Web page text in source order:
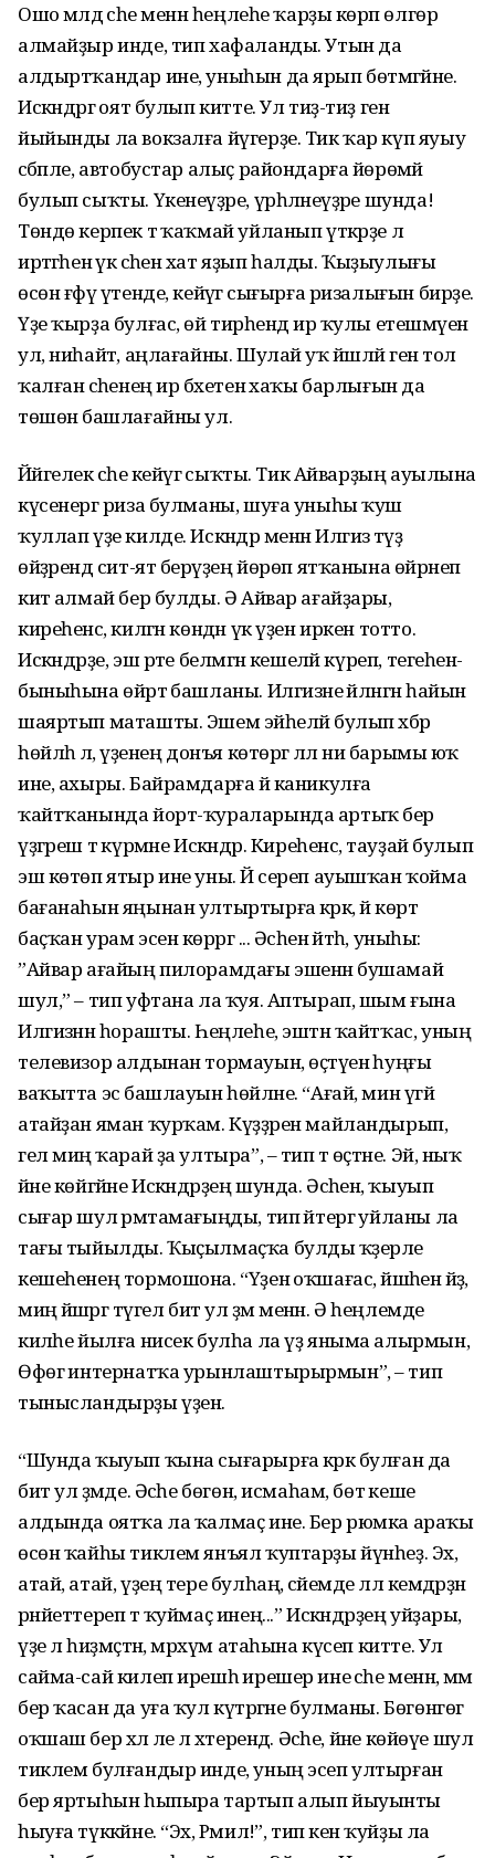
Ошо мәлдә әсәһе менән һеңлеһе ҡарҙы көрәп өлгөрә
алмайҙыр инде, тип хафаланды. Утын да
алдыртҡандар ине, уныһын да ярып бөтмәгәйне.
Искәндәргә оят булып китте. Ул тиҙ-тиҙ генә
йыйынды ла вокзалға йүгерҙе. Тик ҡар күп яуыу
сәбәпле, автобустар алыҫ райондарға йөрөмәй
булып сыҡты. Үкенеүҙәре, үрһәләнеүҙәре шунда!
Төндө керпек тә ҡаҡмай уйланып үткәрҙе лә
иртәгәһенә үк әсәһенә хат яҙып һалды. Ҡыҙыулығы
өсөн ғәфү үтенде, кейәүгә сығырға ризалығын бирҙе.
Үҙе ҡырҙа булғас, өй тирәһендә ир ҡулы етешмәүен
ул, ниһайәт, аңлағайны. Шулай уҡ йәшләй генә тол
ҡалған әсәһенең ир бәхетенә хаҡы барлығын да
төшөнә башлағайны ул.
Йәйгелек әсәһе кейәүгә сыҡты. Тик Айварҙың ауылына
күсенергә риза булманы, шуға уныһы ҡуш
ҡуллап үҙе килде. Искәндәр менән Илгизә тәүҙә
өйҙәрендә сит-ят берәүҙең йөрөп ятҡанына өйрәнеп
китә алмай бер булды. Ә Айвар ағайҙары,
киреһенсә, килгән көндән үк үҙен иркен тотто.
Искәндәрҙе, эш рәте белмәгән кешеләй күреп, тегеһенә-
быныһына өйрәтә башланы. Илгизәне әйләнгән һайын
шаяртып маташты. Эшем эйәһеләй булып хәбәр
һөйләһә лә, үҙенең донъя көтөргә әллә ни барымы юҡ
ине, ахыры. Байрамдарға йә каникулға
ҡайтҡанында йорт-ҡураларында артыҡ бер
үҙгәреш тә күрмәне Искәндәр. Киреһенсә, тауҙай булып
эш көтөп ятыр ине уны. Йә сереп ауышҡан ҡойма
бағанаһын яңынан ултыртырға кәрәк, йә көрт
баҫҡан урам эсен көрәргә ... Әсәһенә әйтһә, уныһы:
”Айвар ағайың пилорамдағы эшенән бушамай
шул,” – тип уфтана ла ҡуя. Аптырап, шым ғына
Илгизәнән һорашты. Һеңлеһе, эштән ҡайтҡас, уның
телевизор алдынан тормауын, өҫтәүенә һуңғы
ваҡытта эсә башлауын һөйләне. “Ағай, мин үгәй
атайҙан яман ҡурҡам. Күҙҙәрен майландырып,
гел миңә ҡарай ҙа ултыра”, – тип тә өҫтәне. Эй, ныҡ
йәне көйгәйне Искәндәрҙең шунда. Әсәһенә, ҡыуып
сығар шул әрәмтамағыңды, тип әйтергә уйланы ла
тағы тыйылды. Ҡыҫылмаҫҡа булды ҡәҙерле
кешеһенең тормошона. “Үҙенә оҡшағас, йәшәһен әйҙә,
миңә йәшәргә түгел бит ул әҙәм менән. Ә һеңлемде
киләһе йылға нисек булһа ла үҙ яныма алырмын,
Өфөгә интернатҡа урынлаштырырмын”, – тип
тынысландырҙы үҙен.
“Шунда ҡыуып ҡына сығарырға кәрәк булған да
бит ул әҙәмде. Әсәһе бөгөн, исмаһам, бөтә кеше
алдында оятҡа ла ҡалмаҫ ине. Бер рюмка араҡы
өсөн ҡайһы тиклем янъял ҡуптарҙы йүнһеҙ. Эх,
атай, атай, үҙең тере булһаң, әсәйемде әллә кемдәрҙән
рәнйеттереп тә ҡуймаҫ инең...” Искәндәрҙең уйҙары,
үҙе лә һиҙмәҫтән, мәрхүм атаһына күсеп китте. Ул
сайма-сай килеп ирешһә ирешер ине әсәһе менән, әммә
бер ҡасан да уға ҡул күтәргәне булманы. Бөгөнгөгә
оҡшаш бер хәл әле лә хәтерендә. Әсәһе, йәне көйөүе шул
тиклем булғандыр инде, уның эсеп ултырған
бер яртыһын һыпыра тартып алып йыуынты
һыуға түккәйне. “Эх, Рәмилә!”, тип кенә ҡуйҙы ла